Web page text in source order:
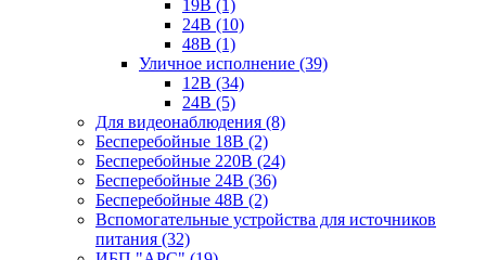
19В (1)
24В (10)
48В (1)
Уличное исполнение (39)
12В (34)
24В (5)
Для видеонаблюдения (8)
Бесперебойные 18В (2)
Бесперебойные 220В (24)
Бесперебойные 24В (36)
Бесперебойные 48В (2)
Вспомогательные устройства для источников
питания (32)